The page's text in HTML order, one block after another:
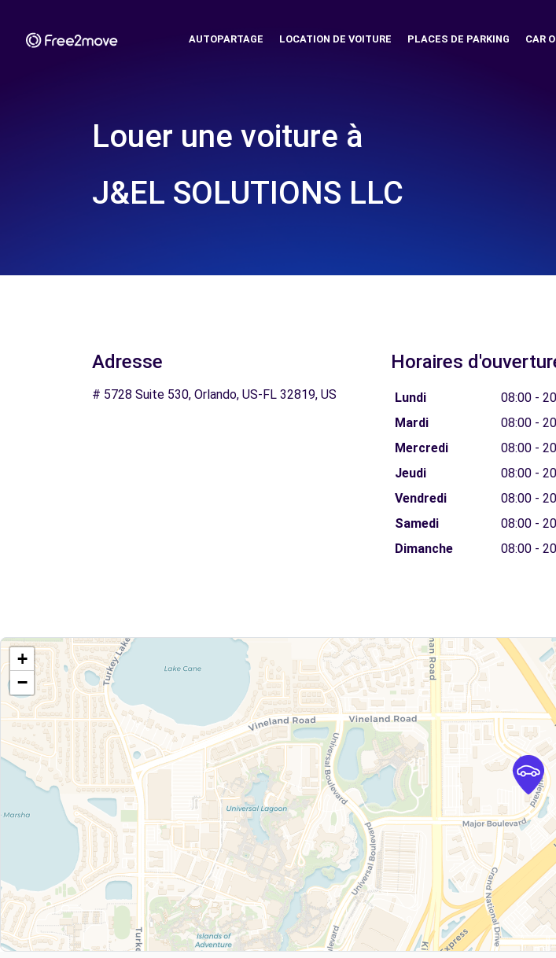
AUTOPARTAGE LOCATION DE VOITURE PLACES DE PARKING CAR
Louer une voiture à
J&EL SOLUTIONS LLC
Adresse
# 5728 Suite 530, Orlando, US-FL 32819, US
Horaires
Lundi
08:00 -
Mardi
08:00 -
Mercredi
08:00 -
Jeudi
08:00 -
Vendredi
08:00 -
Samedi
08:00 -
Dimanche
08:00 -
+
−